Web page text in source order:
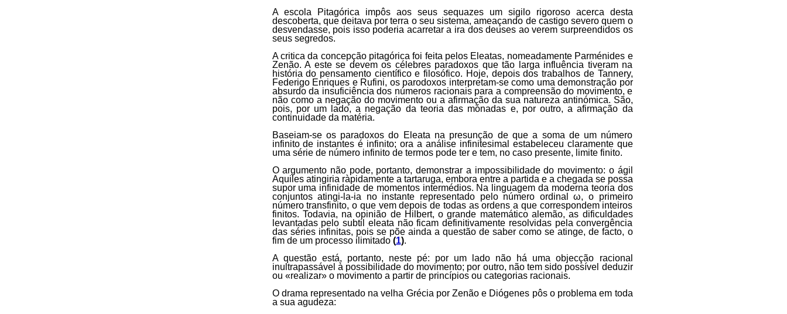
A escola Pitagórica impôs aos seus sequazes um sigilo rigoroso acerca desta
descoberta, que deitava por terra o seu sistema, ameaçando de castigo severo quem o
desvendasse, pois isso poderia acarretar a ira dos deuses ao verem surpreendidos os
seus segredos.
A critica da concepção pitagórica foi feita pelos Eleatas, nomeadamente Parménides e
Zenão. A este se devem os célebres paradoxos que tão larga influência tiveram na
história do pensamento científico e filosófico. Hoje, depois dos trabalhos de Tannery,
Federigo Enriques e Rufini, os parodoxos interpretam-se como uma demonstração por
absurdo da insuficiência dos números racionais para a compreensão do movimento, e
não como a negação do movimento ou a afirmação da sua natureza antinómica. São,
pois, por um lado, a negação da teoria das mónadas e, por outro, a afirmação da
continuidade da matéria.
Baseiam-se os paradoxos do Eleata na presunção de que a soma de um número
infinito de instantes é infinito; ora a análise infinitesimal estabeleceu claramente que
uma série de número infinito de termos pode ter e tem, no caso presente, limite finito.
O argumento não pode, portanto, demonstrar a impossibilidade do movimento: o ágil
Aquiles atingiria ràpidamente a tartaruga, embora entre a partida e a chegada se possa
supor uma infinidade de momentos intermédios. Na linguagem da moderna teoria dos
conjuntos atingi-la-ia no instante representado pelo número ordinal ω, o primeiro
número transfinito, o que vem depois de todas as ordens a que correspondem inteiros
finitos. Todavia, na opinião de Hilbert, o grande matemático alemão, as dificuldades
levantadas pelo subtil eleata não ficam definitivamente resolvidas pela convergência
das séries infinitas, pois se põe ainda a questão de saber como se atinge, de facto, o
fim de um processo ilimitado (1).
A questão está, portanto, neste pé: por um lado não há uma objecção racional
inultrapassável à possibilidade do movimento; por outro, não tem sido possível deduzir
ou «realizar» o movimento a partir de princípios ou categorias racionais.
O drama representado na velha Grécia por Zenão e Diógenes pôs o problema em toda
a sua agudeza: